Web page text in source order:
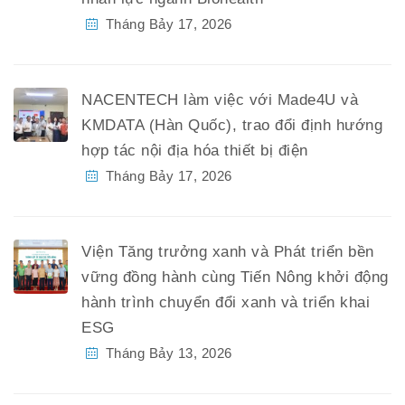
Tháng Bảy 17, 2026
NACENTECH làm việc với Made4U và
KMDATA (Hàn Quốc), trao đổi định hướng
hợp tác nội địa hóa thiết bị điện
Tháng Bảy 17, 2026
Viện Tăng trưởng xanh và Phát triển bền
vững đồng hành cùng Tiến Nông khởi động
hành trình chuyển đổi xanh và triển khai
ESG
Tháng Bảy 13, 2026